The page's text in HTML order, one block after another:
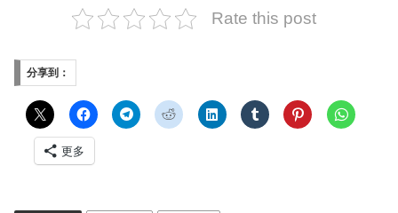
Rate this post
分享到：
更多